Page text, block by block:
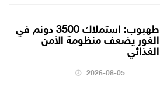
طهبوب: استملاك 3500 دونم في
الغور يضعف منظومة الأمن
الغذائي
2026-08-05